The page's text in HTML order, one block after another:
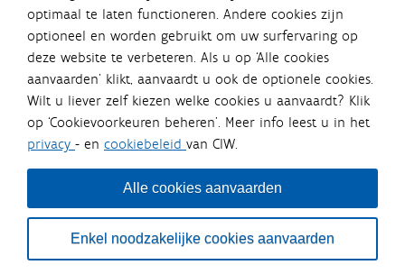
optimaal te laten functioneren. Andere cookies zijn
optioneel en worden gebruikt om uw surfervaring op
deze website te verbeteren. Als u op ‘Alle cookies
aanvaarden’ klikt, aanvaardt u ook de optionele cookies.
Wilt u liever zelf kiezen welke cookies u aanvaardt? Klik
op ‘Cookievoorkeuren beheren’. Meer info leest u in het
privacy - en cookiebeleid van CIW.
Alle cookies aanvaarden
Enkel noodzakelijke cookies aanvaarden
Integraalwaterbeleid.be is een
officiële website van de Vlaamse
overheid
uitgegeven door Coördinatiecommissie Integraal
Waterbeleid
De Coördinatiecommissie Integraal Waterbeleid (CIW) is een
bestuursniveaus die bij het waterbeleid betrokken zijn. Ook
waterbedrijven nemen deel aan het overleg. Deze
samenwerking zorgt voor een gecoördineerde en
geïntegreerde aanpak van het waterbeleid en waterbeheer
in Vlaanderen.